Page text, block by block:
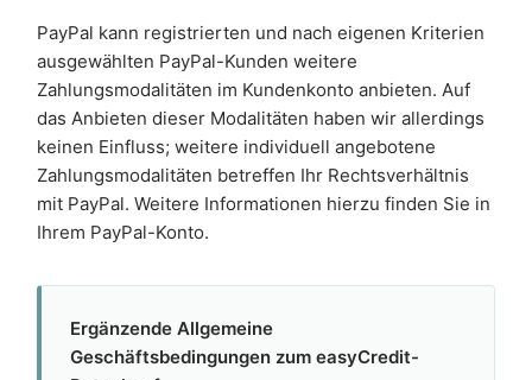
PayPal kann registrierten und nach eigenen Kriterien
ausgewählten PayPal-Kunden weitere
Zahlungsmodalitäten im Kundenkonto anbieten. Auf
das Anbieten dieser Modalitäten haben wir allerdings
keinen Einfluss; weitere individuell angebotene
Zahlungsmodalitäten betreffen Ihr Rechtsverhältnis
mit PayPal. Weitere Informationen hierzu finden Sie in
Ihrem PayPal-Konto.
Ergänzende Allgemeine
Geschäftsbedingungen zum easyCredit-